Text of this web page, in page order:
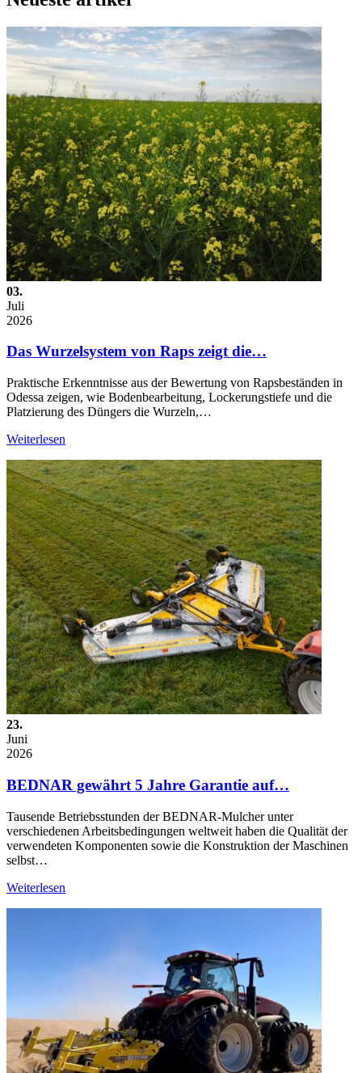
03.
Juli
2026
Das Wurzelsystem von Raps zeigt die…
Praktische Erkenntnisse aus der Bewertung von Rapsbeständen in
Odessa zeigen, wie Bodenbearbeitung, Lockerungstiefe und die
Platzierung des Düngers die Wurzeln,…
Weiterlesen
23.
Juni
2026
BEDNAR gewährt 5 Jahre Garantie auf…
Tausende Betriebsstunden der BEDNAR-Mulcher unter
verschiedenen Arbeitsbedingungen weltweit haben die Qualität der
verwendeten Komponenten sowie die Konstruktion der Maschinen
selbst…
Weiterlesen